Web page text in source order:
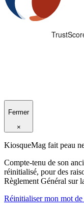
Fermer
×
KiosqueMag fait peau
Compte-tenu de son
réinitialisé, pour des
Règlement Général sur
Réinitialiser mon mot de